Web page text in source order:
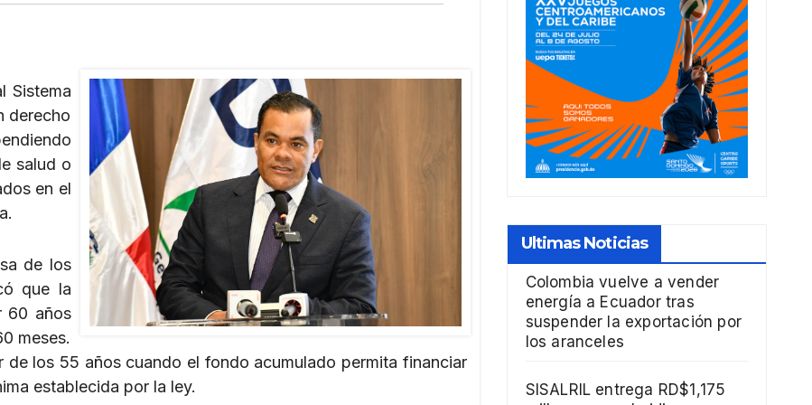
Sistema
derecho
salud o
en el
de los
que la
60 años
meses.
los 55 años cuando el fondo acumulado permita financiar
establecida por la ley.
Ultimas Noticias
Colombia vuelve a vender
energía a Ecuador tras
suspender la exportación por
los aranceles
SISALRIL entrega RD$1,175